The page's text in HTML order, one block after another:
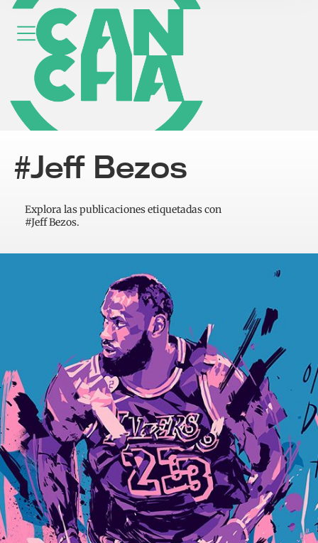
#Jeff Bezos
Explora las publicaciones etiquetadas con
#Jeff Bezos.